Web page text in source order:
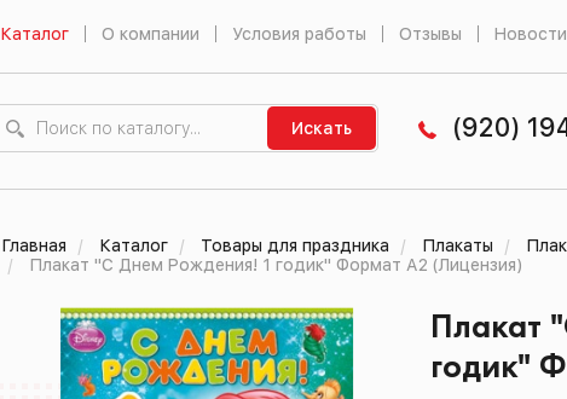
Каталог О компании Условия работы Отзывы Новости
Искать (920)
Главная Каталог Товары для праздника Плакаты
Плакат "С Днем Рождения! 1 годик" Формат А2 (Лицензия)
Плакат
годик"